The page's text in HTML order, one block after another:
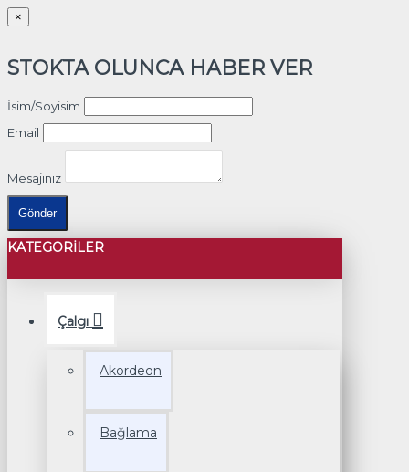
×
STOKTA OLUNCA HABER VER
İsim/Soyisim
Email
Mesajınız
Gönder
KATEGORILER
Çalgı
Akordeon
Bağlama